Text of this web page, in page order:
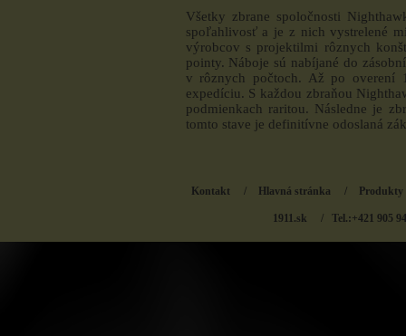
Všetky zbrane spoločnosti
spoľahlivosť a je z nich vystrelené
výrobcov s projektilmi rôznych
pointy. Náboje sú nabíjané do
v rôznych počtoch. Až po overení
expedíciu. S každou zbraňou
podmienkach raritou. Následne je
tomto stave je definitívne odoslaná
Kontakt / Hlavná stránka / Produkty
1911.sk / Tel.:+421 905